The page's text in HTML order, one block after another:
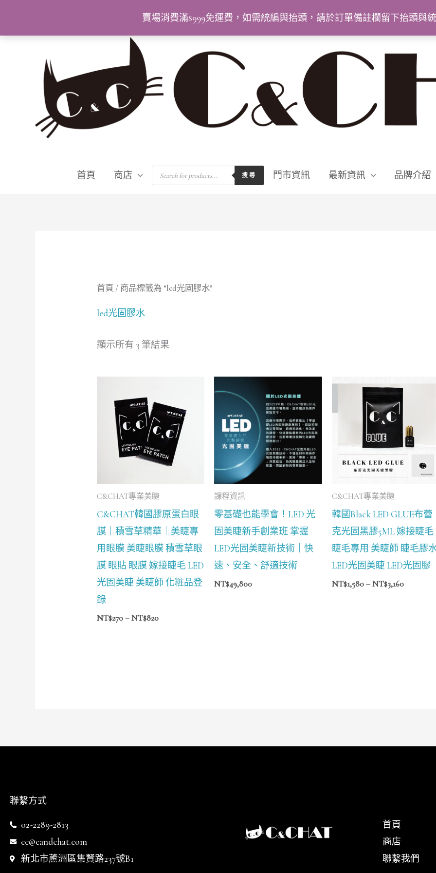
賣場消費滿$999免運費，如需統編與抬頭，請於訂單備註欄留下抬頭與
首頁 商店
Products
search
搜尋 門市資訊 最新資訊 品牌介紹
首頁 / 商品標籤為 “led光固膠水”
led光固膠水
顯示所有 3 筆結果
C&CHAT專業美睫
C&CHAT韓國膠原蛋白眼
膜｜積雪草精華｜美睫專
用眼膜 美睫眼膜 積雪草眼
膜 眼貼 眼膜 嫁接睫毛 LED
光固美睫 美睫師 化粧品登
錄
NT$270 – NT$820
範
圍：
NT$270
到
NT$820
課程資訊
零基礎也能學會！LED 光
固美睫新手創業班 掌握
LED光固美睫新技術｜快
速、安全、舒適技術
NT$49,800
C&CHAT專業美睫
韓國Black LED GLUE布蕾
克光固黑膠5ML 嫁接睫毛
睫毛專用 美睫師 睫毛膠
LED光固美睫 LED光固膠
NT$1,580–NT$3,160
NT$1,580
到
NT$3,160
聯繫方式
02-2289-2813
cc@candchat.com
新北市蘆洲區集賢路237號B1
首頁
商店
聯繫我們